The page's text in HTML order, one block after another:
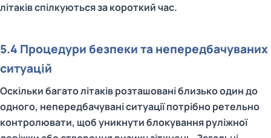
літаків спілкуються за короткий час.
5.4 Процедури безпеки та непередбачуваних
ситуацій
Оскільки багато літаків розташовані близько один до
одного, непередбачувані ситуації потрібно ретельно
контролювати, щоб уникнути блокування руліжної